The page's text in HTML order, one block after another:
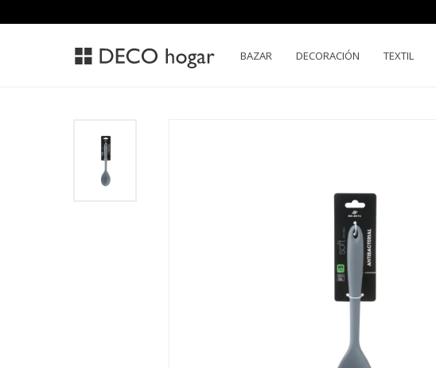
BAZAR DECORACIÓN TEXTIL